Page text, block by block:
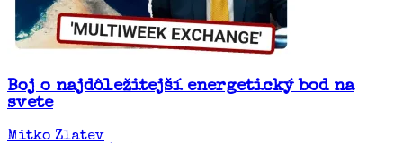
Boj o najdôležitejší energetický bod na
svete
Mitko Zlatev